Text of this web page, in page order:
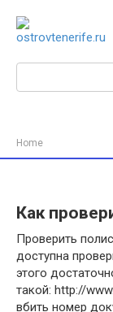
контенту
Поиск:
Home
Как
Проверить
доступна
этого
такой: http://
вбить номер